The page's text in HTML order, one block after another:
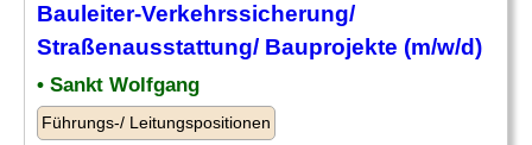
Bauleiter-Verkehrssicherung/
Straßenausstattung/ Bauprojekte (m/w/d)
• Sankt Wolfgang
Führungs-/ Leitungspositionen